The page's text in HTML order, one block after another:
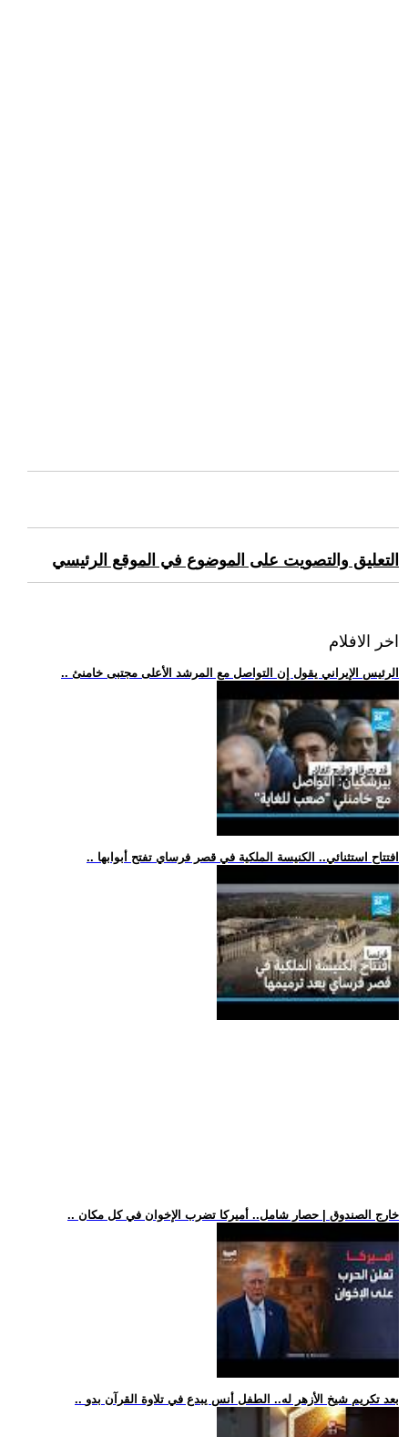
التعليق والتصويت على الموضوع في الموقع الرئيسي
اخر الافلام
.. الرئيس الإيراني يقول إن التواصل مع المرشد الأعلى مجتبى خامنئ
.. افتتاح استثنائي.. الكنيسة الملكية في قصر فرساي تفتح أبوابها
.. خارج الصندوق | حصار شامل.. أميركا تضرب الإخوان في كل مكان
.. بعد تكريم شيخ الأزهر له.. الطفل أنس يبدع في تلاوة القرآن بدو